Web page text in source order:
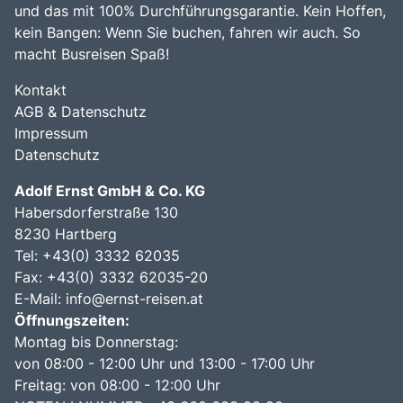
und das mit 100% Durchführungsgarantie. Kein Hoffen,
kein Bangen: Wenn Sie buchen, fahren wir auch. So
macht Busreisen Spaß!
Kontakt
AGB & Datenschutz
Impressum
Datenschutz
Adolf Ernst GmbH & Co. KG
Habersdorferstraße 130
8230 Hartberg
Tel: +43(0) 3332 62035
Fax: +43(0) 3332 62035-20
E-Mail: info@ernst-reisen.at
Öffnungszeiten:
Montag bis Donnerstag:
von 08:00 - 12:00 Uhr und 13:00 - 17:00 Uhr
Freitag: von 08:00 - 12:00 Uhr